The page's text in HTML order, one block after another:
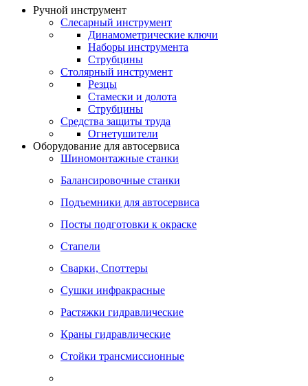
Ручной инструмент
Слесарный инструмент
Динамометрические ключи
Наборы инструмента
Струбцины
Столярный инструмент
Резцы
Стамески и долота
Струбцины
Средства защиты труда
Огнетушители
Оборудование для автосервиса
Шиномонтажные станки
Балансировочные станки
Подъемники для автосервиса
Посты подготовки к окраске
Стапели
Сварки, Cпоттеры
Сушки инфракрасные
Растяжки гидравлические
Краны гидравлические
Стойки трансмиссионные